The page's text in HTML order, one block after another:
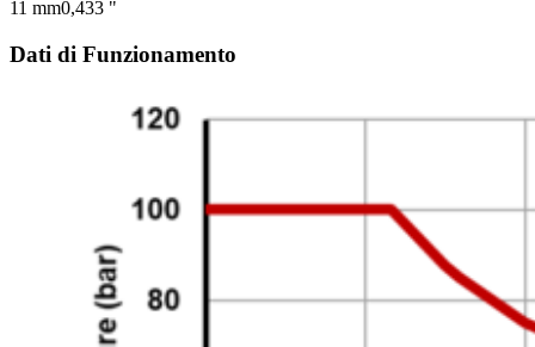
11 mm0,433 "
Dati di Funzionamento